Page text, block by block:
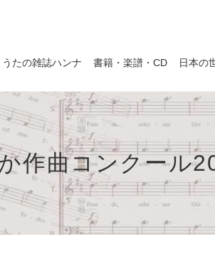
うたの雑誌ハンナ 書籍・楽譜・CD 日本の
作曲コンクール